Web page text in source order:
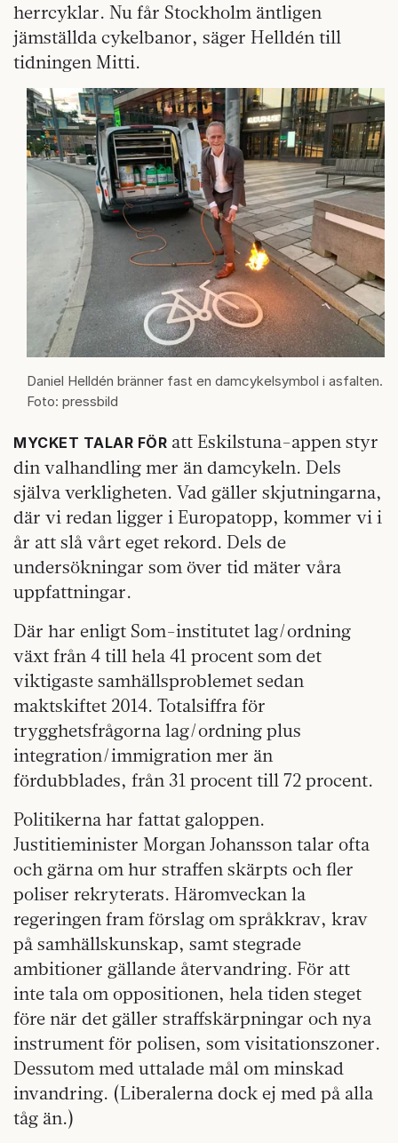
herrcyklar. Nu får Stockholm äntligen
jämställda cykelbanor, säger Helldén till
tidningen Mitti.
Daniel Helldén bränner fast en damcykelsymbol i asfalten.
Foto: pressbild
MYCKET TALAR FÖR att Eskilstuna-appen styr
din valhandling mer än damcykeln. Dels
själva verkligheten. Vad gäller skjutningarna,
där vi redan ligger i Europatopp, kommer vi i
år att slå vårt eget rekord. Dels de
undersökningar som över tid mäter våra
uppfattningar.
Där har enligt Som-institutet lag/ordning
växt från 4 till hela 41 procent som det
viktigaste samhällsproblemet sedan
maktskiftet 2014. Totalsiffra för
trygghetsfrågorna lag/ordning plus
integration/immigration mer än
fördubblades, från 31 procent till 72 procent.
Politikerna har fattat galoppen.
Justitieminister Morgan Johansson talar ofta
och gärna om hur straffen skärpts och fler
poliser rekryterats. Häromveckan la
regeringen fram förslag om språkkrav, krav
på samhällskunskap, samt stegrade
ambitioner gällande återvandring. För att
inte tala om oppositionen, hela tiden steget
före när det gäller straffskärpningar och nya
instrument för polisen, som visitationszoner.
Dessutom med uttalade mål om minskad
invandring. (Liberalerna dock ej med på alla
tåg än.)